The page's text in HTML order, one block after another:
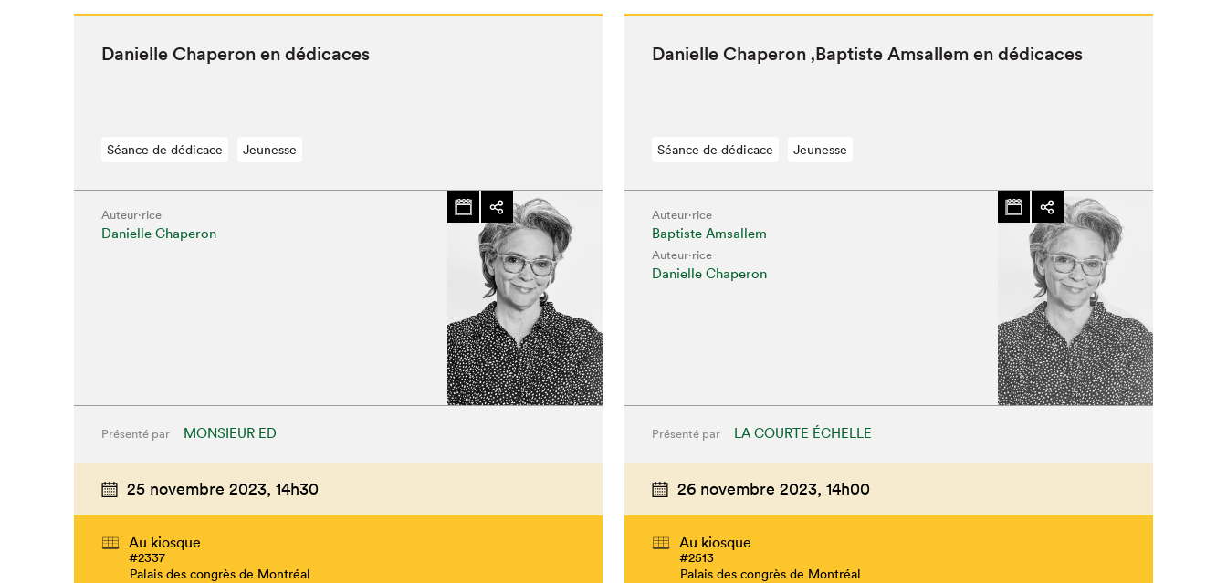
Fermer
Danielle Chap­er­on en dédicaces
Séance de dédicace Jeunesse
Auteur·rice
Danielle Chaperon
Présenté par MONSIEUR ED
25 novembre 2023, 14h30
Au kiosque
#2337
Palais des congrès de Montréal
Danielle Chap­er­on ‚Bap­tiste Amsallem en dédicaces
Séance de dédicace Jeunesse
Auteur·rice
Baptiste Amsallem
Auteur·rice
Danielle Chaperon
Présenté par LA COURTE ÉCHELLE
26 novembre 2023, 14h00
Au kiosque
#2513
Palais des congrès de Montréal